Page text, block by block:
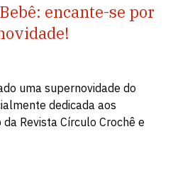
encante-se por
uma supernovidade do
dedicada aos
Revista Círculo Crochê e